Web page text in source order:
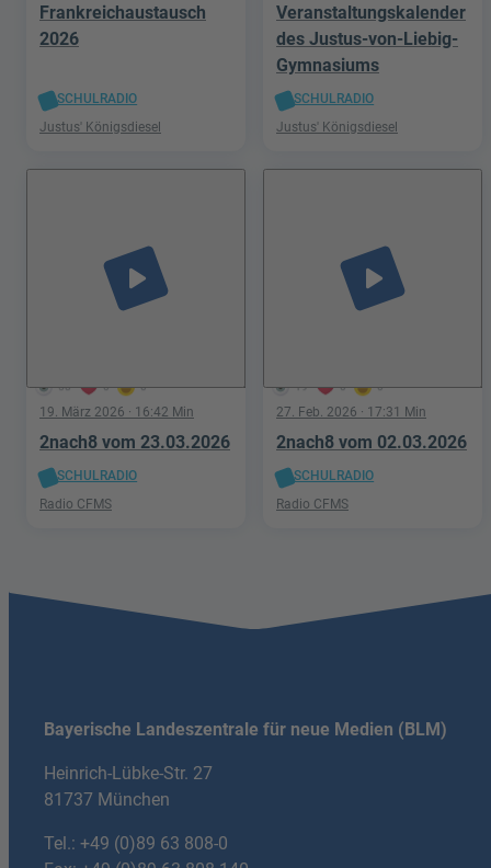
Frankreichaustausch
2026
SCHULRADIO
Justus' Königsdiesel
Veranstaltungskalender
des Justus-von-Liebig-
Gymnasiums
SCHULRADIO
Justus' Königsdiesel
58 0 0
play_arrow
19. März 2026 · 16:42 Min
2nach8 vom 23.03.2026
SCHULRADIO
Radio CFMS
19 0 0
play_arrow
27. Feb. 2026 · 17:31 Min
2nach8 vom 02.03.2026
SCHULRADIO
Radio CFMS
Bayerische Landeszentrale für neue Medien (BLM)
Heinrich-Lübke-Str. 27
81737 München
Tel.: +49 (0)89 63 808-0